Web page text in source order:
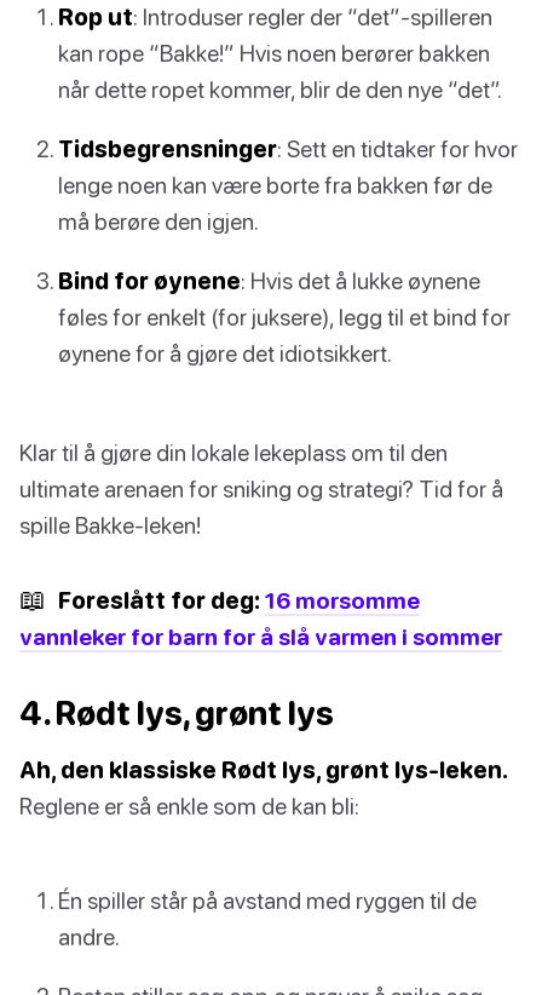
Rop ut: Introduser regler der “det”-spilleren
kan rope “Bakke!” Hvis noen berører bakken
når dette ropet kommer, blir de den nye “det”.
Tidsbegrensninger: Sett en tidtaker for hvor
lenge noen kan være borte fra bakken før de
må berøre den igjen.
Bind for øynene: Hvis det å lukke øynene
føles for enkelt (for juksere), legg til et bind for
øynene for å gjøre det idiotsikkert.
Klar til å gjøre din lokale lekeplass om til den
ultimate arenaen for sniking og strategi? Tid for å
spille Bakke-leken!
📖 Foreslått for deg: 16 morsomme
vannleker for barn for å slå varmen i sommer
4. Rødt lys, grønt lys
Ah, den klassiske Rødt lys, grønt lys-leken.
Reglene er så enkle som de kan bli:
Én spiller står på avstand med ryggen til de
andre.